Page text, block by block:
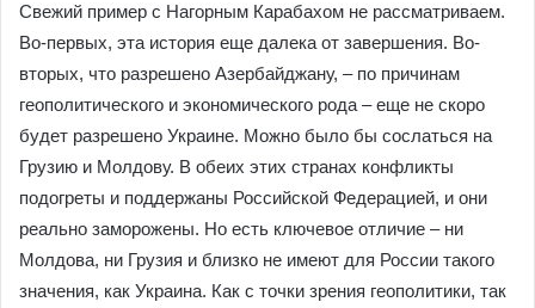
Свежий пример с Нагорным Карабахом не рассматриваем.
Во-первых, эта история еще далека от завершения. Во-
вторых, что разрешено Азербайджану, – по причинам
геополитического и экономического рода – еще не скоро
будет разрешено Украине. Можно было бы сослаться на
Грузию и Молдову. В обеих этих странах конфликты
подогреты и поддержаны Российской Федерацией, и они
реально заморожены. Но есть ключевое отличие – ни
Молдова, ни Грузия и близко не имеют для России такого
значения, как Украина. Как с точки зрения геополитики, так